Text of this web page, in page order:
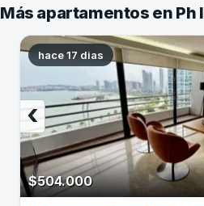
Más apartamentos en Ph
hace 17 dias
$504.000
‹